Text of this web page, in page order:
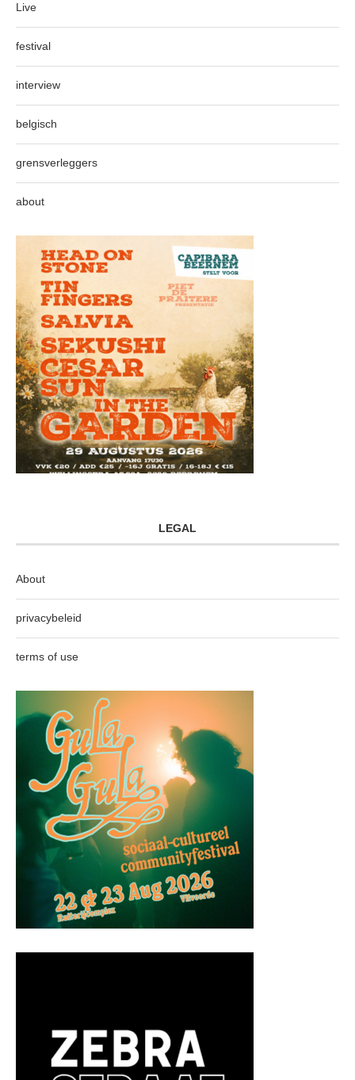
Live
festival
interview
belgisch
grensverleggers
about
LEGAL
About
privacybeleid
terms of use